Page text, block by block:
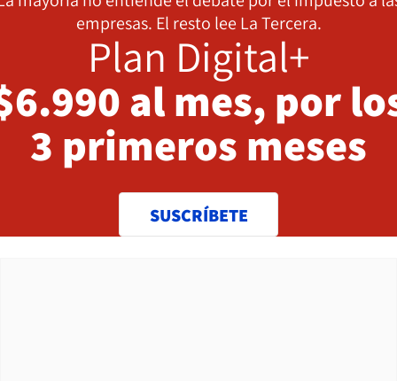
empresas. El resto lee La Tercera.
Plan Digital+
al mes, por
3 primeros meses
SUSCRÍBETE